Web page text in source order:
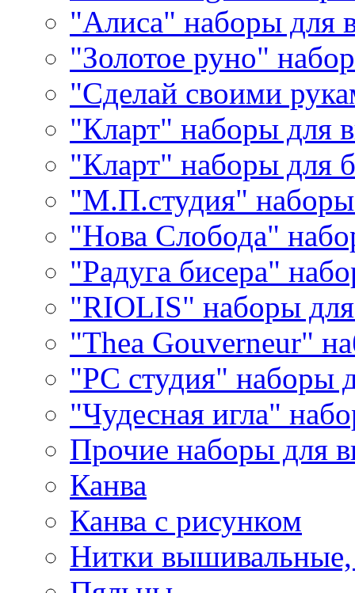
"Алиса" наборы для
"Золотое руно"
"Сделай своими
"Кларт" наборы для
"Кларт" наборы для
"М.П.студия"
"Нова Слобода"
"Радуга бисера"
"RIOLIS" наборы
"Thea Gouverneur"
"РС студия" наборы
"Чудесная игла"
Прочие наборы для
Канва
Канва с рисунком
Нитки